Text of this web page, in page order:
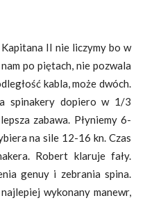
II nie liczymy bo w
po piętach, nie pozwala
kabla, może dwóch.
spinakery dopiero w 1/3
zabawa. Płyniemy 6-
na sile 12-16 kn. Czas
Robert klaruje fały.
genuy i zebrania spina.
wykonany manewr,